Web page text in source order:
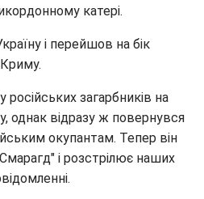
катері.
і перейшов на бік
російських загарбників на
однак відразу ж повернувся
окупантам. Тепер він
і розстрілює наших